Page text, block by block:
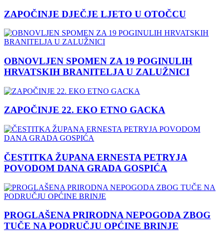
ZAPOČINJE DJEČJE LJETO U OTOČCU
OBNOVLJEN SPOMEN ZA 19 POGINULIH
HRVATSKIH BRANITELJA U ZALUŽNICI
ZAPOČINJE 22. EKO ETNO GACKA
ČESTITKA ŽUPANA ERNESTA PETRYJA
POVODOM DANA GRADA GOSPIĆA
PROGLAŠENA PRIRODNA NEPOGODA ZBOG
TUČE NA PODRUČJU OPĆINE BRINJE